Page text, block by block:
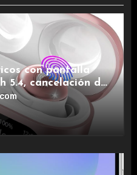
con pantalla
5.4, cancelación de
de larga duración.